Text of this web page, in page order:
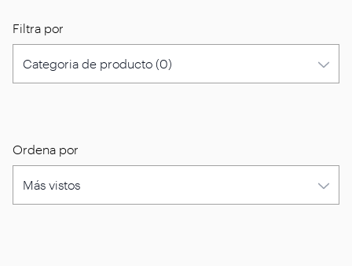
Filtra por
Ordena por